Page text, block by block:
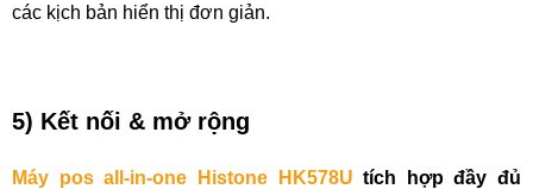
các kịch bản hiển thị đơn giản.
5) Kết nối & mở rộng
Máy pos all-in-one Histone HK578U tích hợp đầy đủ